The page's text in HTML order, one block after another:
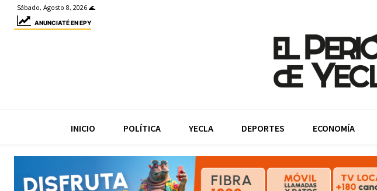
Sábado, Agosto 8, 2026 🌊
ANUNCIATÉ EN EPY
INICIO POLÍTICA YECLA DEPORTES ECONOMÍA